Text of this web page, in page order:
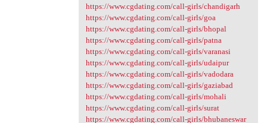
https://www.cgdating.com/call-girls/chandigarh
https://www.cgdating.com/call-girls/goa
https://www.cgdating.com/call-girls/bhopal
https://www.cgdating.com/call-girls/patna
https://www.cgdating.com/call-girls/varanasi
https://www.cgdating.com/call-girls/udaipur
https://www.cgdating.com/call-girls/vadodara
https://www.cgdating.com/call-girls/gaziabad
https://www.cgdating.com/call-girls/mohali
https://www.cgdating.com/call-girls/surat
https://www.cgdating.com/call-girls/bhubaneswar